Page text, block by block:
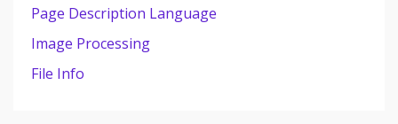
Page Description Language
Image Processing
File Info